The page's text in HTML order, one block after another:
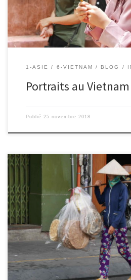
1-ASIE 6-VIETNAM BLOG
Portraits au Vietnam
Publié 25 novembre 2018
Le 23/11/2018 – Ingrid. Voici quelques
Vietnam, avec notamment cette
vietnamiennes de garder la peau la
de beauté pour elles. Et oui, ici c’est
mode est à la peau blanche. En